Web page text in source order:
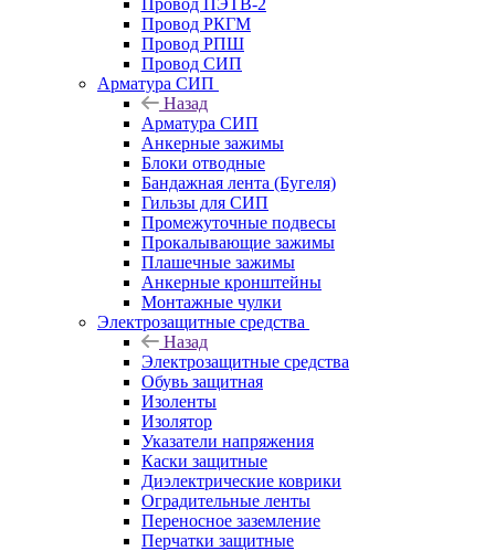
Провод ПЭТВ-2
Провод РКГМ
Провод РПШ
Провод СИП
Арматура СИП
Назад
Арматура СИП
Анкерные зажимы
Блоки отводные
Бандажная лента (Бугеля)
Гильзы для СИП
Промежуточные подвесы
Прокалывающие зажимы
Плашечные зажимы
Анкерные кронштейны
Монтажные чулки
Электрозащитные средства
Назад
Электрозащитные средства
Обувь защитная
Изоленты
Изолятор
Указатели напряжения
Каски защитные
Диэлектрические коврики
Оградительные ленты
Переносное заземление
Перчатки защитные